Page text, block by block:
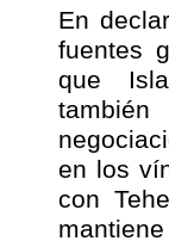
En
fuentes
que
en los
con